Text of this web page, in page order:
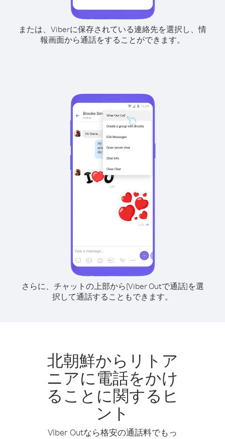
または、Viberに保存されている連絡先を選択し、情
報画面から通話をすることができます。
さらに、チャットの上部から[Viber Outで通話]を選
択して通話することもできます。
北朝鮮からリトア
ニアに電話をかけ
ることに関するヒ
ント
Viber Outなら格安の通話料でもっ